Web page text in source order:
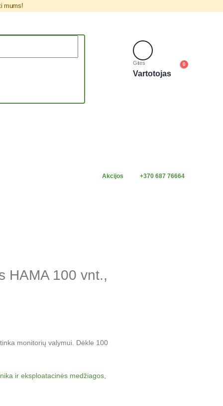
mums!
Gites
Vartotojas
0
Akcijos +370 687 76664
HAMA 100 vnt.,
monitorių valymui. Dėkle 100
ir eksploatacinės medžiagos